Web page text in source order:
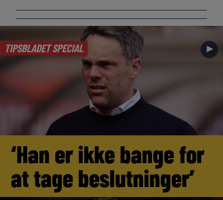
TIPSBLADET SPECIAL ►
‘Han er ikke bange for
at tage beslutninger’